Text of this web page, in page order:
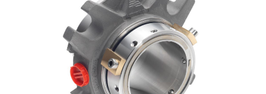
Zertifizierungen und
Standards
Kontaktieren Sie uns